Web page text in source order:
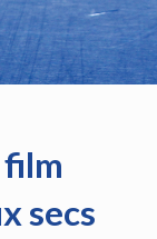
secs